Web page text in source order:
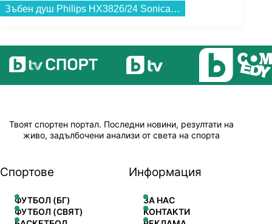
Зъбен душ Philips HX3826/24 Sonicare , 250 мл....
Твоят спортен портал. Последни новини, резултати на
живо, задълбочени анализи от света на спорта
Спортове
ФУТБОЛ (БГ)
ФУТБОЛ (СВЯТ)
Информация
ЗА НАС
КОНТАКТИ